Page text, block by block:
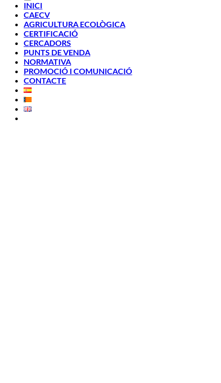
INICI
CAECV
AGRICULTURA ECOLÒGICA
CERTIFICACIÓ
CERCADORS
PUNTS DE VENDA
NORMATIVA
PROMOCIÓ I COMUNICACIÓ
CONTACTE